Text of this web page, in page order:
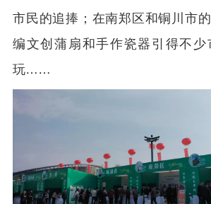
市民的追捧；在南郑区和铜川市
编文创蒲扇和手作瓷器引得不
玩……